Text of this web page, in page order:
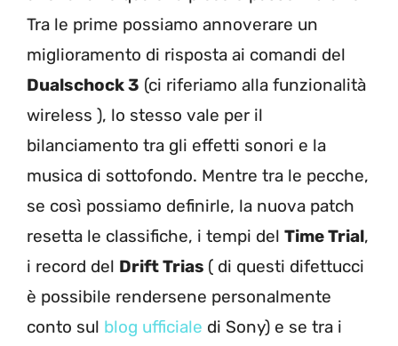
Tra le prime possiamo annoverare un
miglioramento di risposta ai comandi del
Dualschock 3 (ci riferiamo alla funzionalità
wireless ), lo stesso vale per il
bilanciamento tra gli effetti sonori e la
musica di sottofondo. Mentre tra le pecche,
se così possiamo definirle, la nuova patch
resetta le classifiche, i tempi del Time Trial,
i record del Drift Trias ( di questi difettucci
è possibile rendersene personalmente
conto sul blog ufficiale di Sony) e se tra i